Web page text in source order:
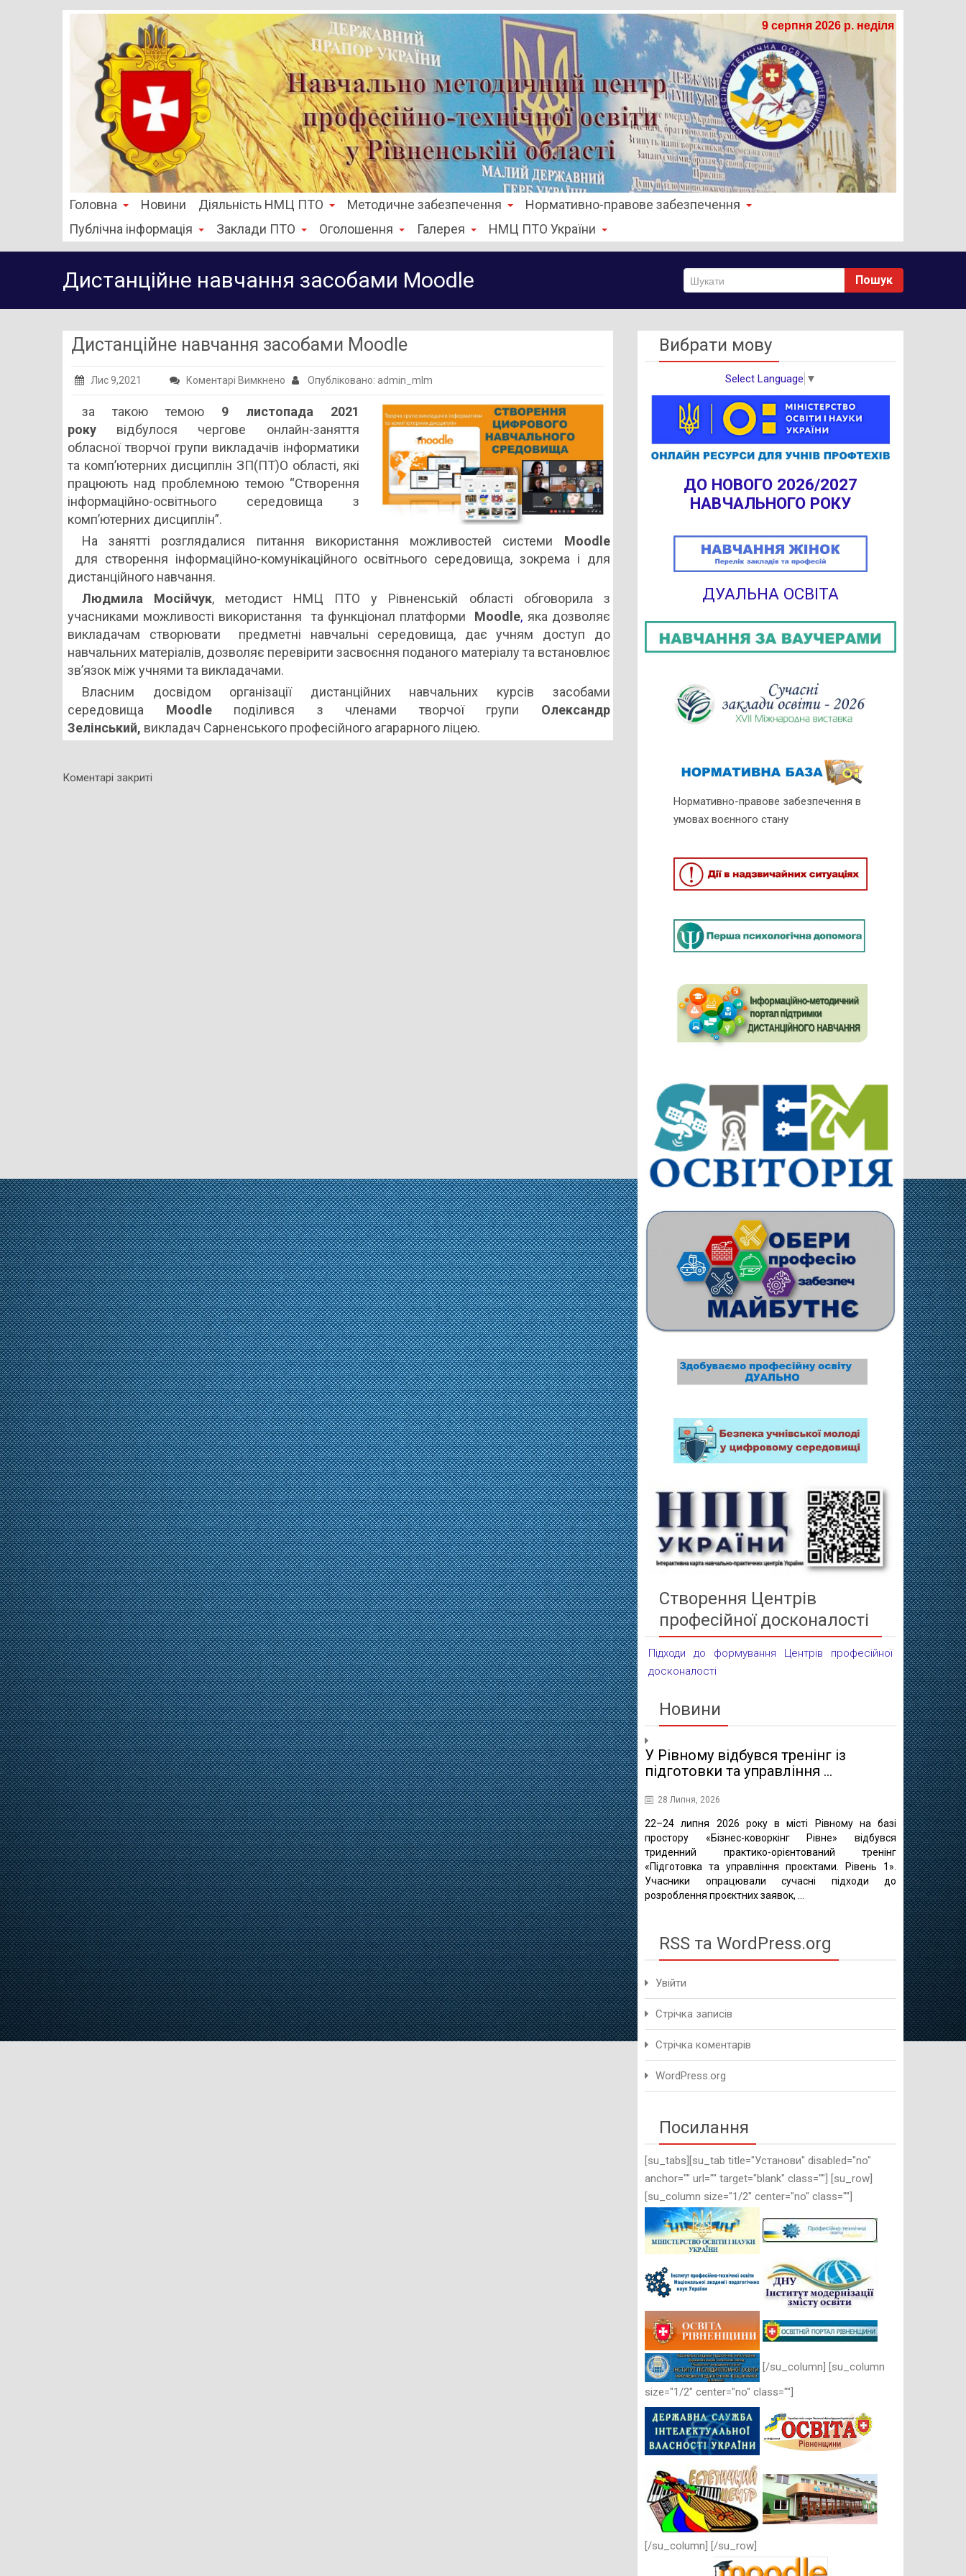
9 серпня 2026 р. неділя
Головна Новини Діяльність НМЦ ПТО Методичне забезпечення
Нормативно-правове забезпечення
Публічна інформація
Заклади ПТО Оголошення Галерея НМЦ ПТО України
Дистанційне навчання засобами Moodle Пошук
Дистанційне навчання засобами Moodle
Лис 9,2021 Коментарі Вимкнено до
навчання
засобами
Moodle
Опубліковано: admin_mlm
за такою темою 9 листопада 2021
року відбулося чергове онлайн-заняття
обласної творчої групи викладачів інформатики
та комп’ютерних дисциплін ЗП(ПТ)О області, які
працюють над проблемною темою “Створення
інформаційно-освітнього середовища з
комп’ютерних дисциплін”.
На занятті розглядалися питання використання можливостей системи Moodle
для створення інформаційно-комунікаційного освітнього середовища, зокрема і для
дистанційного навчання.
Людмила Мосійчук, методист НМЦ ПТО у Рівненській області обговорила з
учасниками можливості використання та функціонал платформи Moodle, яка дозволяє
викладачам створювати предметні навчальні середовища, дає учням доступ до
навчальних матеріалів, дозволяє перевірити засвоєння поданого матеріалу та встановлює
зв’язок між учнями та викладачами.
Власним досвідом організації дистанційних навчальних курсів засобами
середовища Moodle поділився з членами творчої групи Олександр
Зелінський, викладач Сарненського професійного агарарного ліцею.
Коментарі закриті
Вибрати мову
Select Language ▼
ДО НОВОГО 2026/2027
НАВЧАЛЬНОГО РОКУ
ДУАЛЬНА ОСВІТА
Нормативно-правове забезпечення в
умовах воєнного стану
Створення Центрів
професійної досконалості
Підходи до формування Центрів професійної
досконалості
Новини
У Рівному відбувся тренінг із
підготовки та управління ...
28 Липня, 2026
22–24 липня 2026 року в місті Рівному на базі
простору «Бізнес-коворкінг Рівне» відбувся
триденний практико-орієнтований тренінг
«Підготовка та управління проєктами. Рівень 1».
Учасники опрацювали сучасні підходи до
розроблення проєктних заявок, ...
освіти
16 Липня,
10 липня в
відбулася
міста Рівне
методичного
RSS та WordPress.org
Увійти
Стрічка записів
Стрічка коментарів
WordPress.org
Посилання
[su_tabs][su_tab title="Установи" disabled="no"
anchor="" url="" target="blank" class=""] [su_row]
[su_column size="1/2" center="no" class=""]
[/su_column] [su_column
size="1/2" center="no" class=""]
[/su_column] [/su_row]